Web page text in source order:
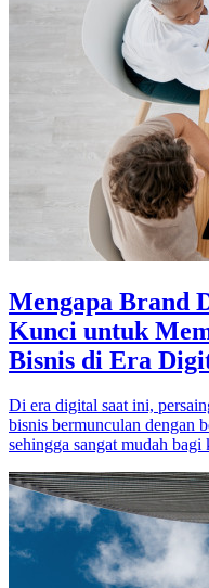
Mengapa Brand
Kunci untuk
Bisnis di Era
Di era digital saat ini,
bisnis bermunculan dengan
sehingga sangat mudah bagi